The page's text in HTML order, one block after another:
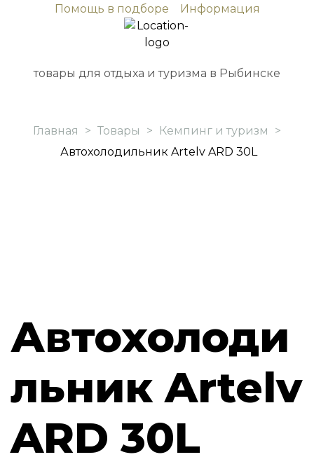
Помощь в подборе Информация
товары для отдыха и туризма в Рыбинске
Главная > Товары > Кемпинг и туризм
>
Автохолодильник Artelv ARD 30L
Автохолоди
льник Artelv
ARD 30L